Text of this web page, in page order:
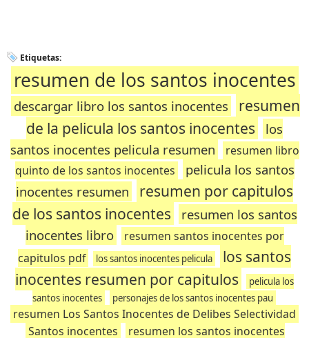
Etiquetas:
resumen de los santos inocentes
descargar libro los santos inocentes
resumen
de la pelicula los santos inocentes
los
santos inocentes pelicula resumen
resumen libro
quinto de los santos inocentes
pelicula los santos
inocentes resumen
resumen por capitulos
de los santos inocentes
resumen los santos
inocentes libro
resumen santos inocentes por
capitulos pdf
los santos inocentes pelicula
los santos
inocentes resumen por capitulos
pelicula los
santos inocentes
personajes de los santos inocentes pau
resumen Los Santos Inocentes de Delibes Selectividad
Santos inocentes
resumen los santos inocentes